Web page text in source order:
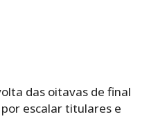
das oitavas de final
escalar titulares e